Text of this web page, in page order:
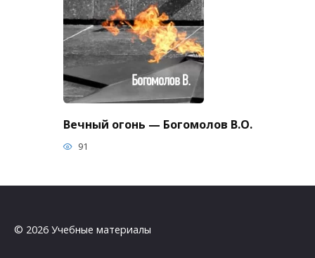
Вечный огонь — Богомолов В.О.
91
© 2026 Учебные материалы